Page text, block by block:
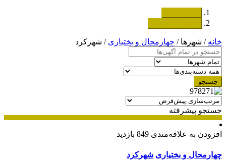
خانه / شهرها / چهارمحال و بختیاری / شهرکرد
جستجو
جستجو پیشرفته
افزودن به علاقه‌مندی 849 بازدید
چهارمحال و بختیاری شهرکرد